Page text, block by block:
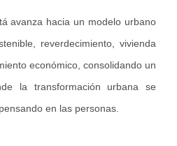
avanza hacia un modelo urbano
reverdecimiento, vivienda
económico, consolidando un
la transformación urbana se
en las personas.